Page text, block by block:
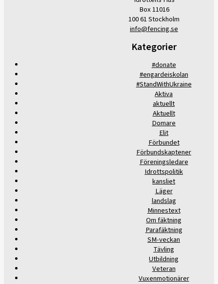
Box 11016
100 61 Stockholm
info@fencing.se
Kategorier
#donate
#engardeiskolan
#StandWithUkraine
Aktiva
aktuellt
Aktuellt
Domare
Elit
Förbundet
Förbundskaptener
Föreningsledare
Idrottspolitik
kansliet
Läger
landslag
Minnestext
Om fäktning
Parafäktning
SM-veckan
Tävling
Utbildning
Veteran
Vuxenmotionärer